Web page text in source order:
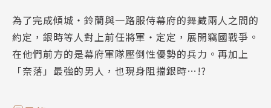
為了完成傾城‧鈴蘭與一路服侍幕府的舞藏兩人之間的
約定，銀時等人對上前任將軍‧定定，展開竊國戰爭。
在他們前方的是幕府軍隊壓倒性優勢的兵力。再加上
「奈落」最強的男人，也現身阻擋銀時…!?